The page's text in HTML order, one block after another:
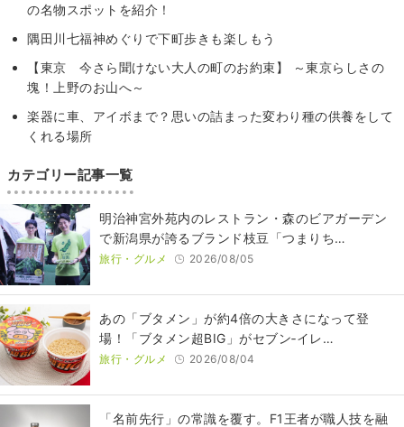
の名物スポットを紹介！
隅田川七福神めぐりで下町歩きも楽しもう
【東京 今さら聞けない大人の町のお約束】 ～東京らしさの
塊！上野のお山へ～
楽器に車、アイボまで？思いの詰まった変わり種の供養をして
くれる場所
カテゴリー記事一覧
明治神宮外苑内のレストラン・森のビアガーデン
で新潟県が誇るブランド枝豆「つまりち…
旅行・グルメ 2026/08/05
あの「ブタメン」が約4倍の大きさになって登
場！「ブタメン超BIG」がセブン‐イレ…
旅行・グルメ 2026/08/04
​​「名前先行」の常識を覆す。F1王者が職人技を融